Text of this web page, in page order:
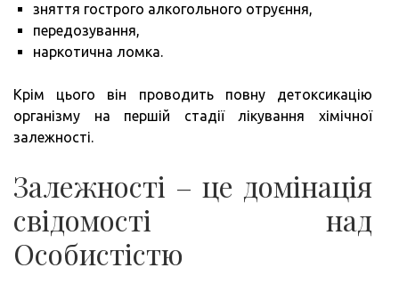
зняття гострого алкогольного отруєння,
передозування,
наркотична ломка.
Крім цього він проводить повну детоксикацію
організму на першій стадії лікування хімічної
залежності.
Залежності – це домінація
свідомості над
Особистістю